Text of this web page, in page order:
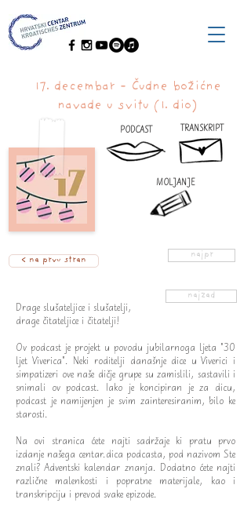
17. decembar - Čudne božićne
navade u svitu (1. dio)
TRANSKRIPT
PODCAST
MOLJANJE
< na prvu stran najpr
Drage slušateljice i slušatelji,
drage čitateljice i čitatelji!
Ov podcast je projekt u povodu jubilarnoga ljeta "30
ljet Viverica". Neki roditelji današnje dice u Viverici i
simpatizeri ove naše dičje grupe su zamislili, sastavili i
snimali ov podcast. Iako je koncipiran je za dicu,
podcast je namijenjen je svim zainteresiranim, bilo ke
starosti.
Na ovi stranica ćete najti sadržaje ki pratu prvo
izdanje našega centar.dica podcasta, pod nazivom Ste
znali? Adventski kalendar znanja. Dodatno ćete najti
različne malenkosti i popratne materijale, kao i
transkripciju i prevod svake epizode.
najzad